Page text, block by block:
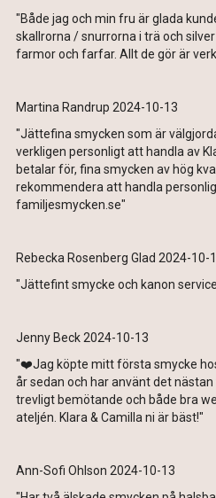
"Både jag och min fru är glada
skallrorna / snurrorna i trä och
farmor och farfar. Allt de gör är
Martina Randrup 2024-10-13
"Jättefina smycken som är
verkligen personligt att handla av
betalar för, fina smycken av hög
rekommendera att handla
familjesmycken.se"
Rebecka Rosenberg Glad 2024-10-
"Jättefint smycke och kanon
Jenny Beck 2024-10-13
"❤️Jag köpte mitt första smycke
år sedan och har använt det nästan
trevligt bemötande och både bra
ateljén. Klara & Camilla ni är bäst!"
Ann-Sofi Ohlson 2024-10-13